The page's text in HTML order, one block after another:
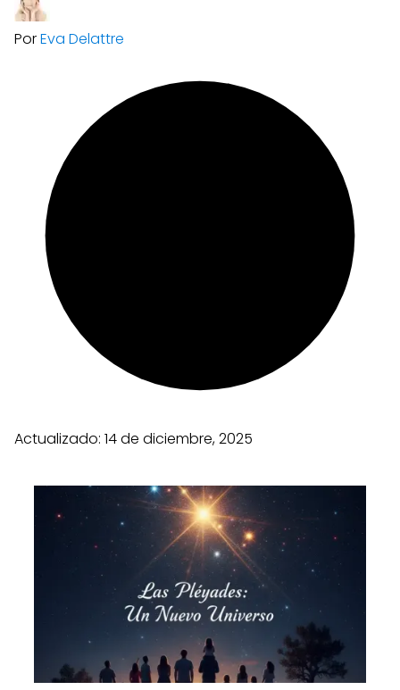
PorEva Delattre
Actualizado: 14 de diciembre, 2025